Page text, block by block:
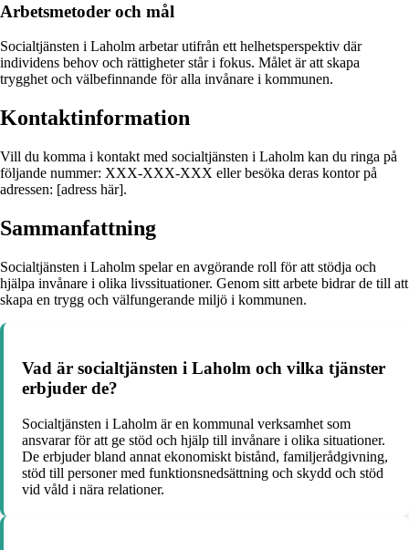
Arbetsmetoder och mål
Socialtjänsten i Laholm arbetar utifrån ett helhetsperspektiv där
individens behov och rättigheter står i fokus. Målet är att skapa
trygghet och välbefinnande för alla invånare i kommunen.
Kontaktinformation
Vill du komma i kontakt med socialtjänsten i Laholm kan du ringa på
följande nummer: XXX-XXX-XXX eller besöka deras kontor på
adressen: [adress här].
Sammanfattning
Socialtjänsten i Laholm spelar en avgörande roll för att stödja och
hjälpa invånare i olika livssituationer. Genom sitt arbete bidrar de till att
skapa en trygg och välfungerande miljö i kommunen.
Vad är socialtjänsten i Laholm och vilka tjänster
erbjuder de?
Socialtjänsten i Laholm är en kommunal verksamhet som
ansvarar för att ge stöd och hjälp till invånare i olika situationer.
De erbjuder bland annat ekonomiskt bistånd, familjerådgivning,
stöd till personer med funktionsnedsättning och skydd och stöd
vid våld i nära relationer.